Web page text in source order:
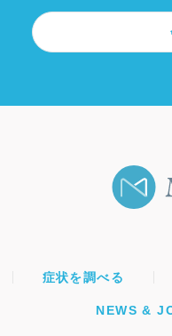
症状を調べる
NEWS &